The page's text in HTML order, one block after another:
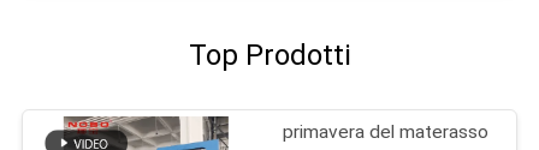
Top Prodotti
primavera del materasso